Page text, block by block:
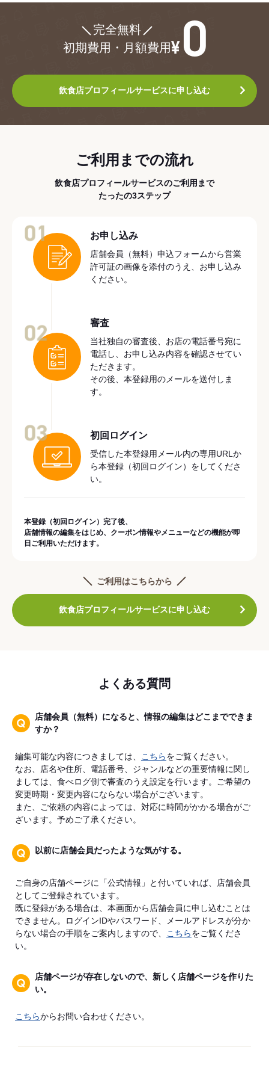
完全無料
初期費用・月額費用
飲食店プロフィールサービスに申し込む
ご利用までの流れ
飲食店プロフィールサービスのご利用まで
たったの3ステップ
お申し込み
店舗会員（無料）申込フォームから営業
許可証の画像を添付のうえ、お申し込み
ください。
審査
当社独自の審査後、お店の電話番号宛に
電話し、お申し込み内容を確認させてい
ただきます。
その後、本登録用のメールを送付しま
す。
初回ログイン
受信した本登録用メール内の専用URLか
ら本登録（初回ログイン）をしてくださ
い。
本登録（初回ログイン）完了後、
店舗情報の編集をはじめ、クーポン情報やメニューなどの機能が即
日ご利用いただけます。
ご利用はこちらから
飲食店プロフィールサービスに申し込む
よくある質問
店舗会員（無料）になると、情報の編集はどこまでできま
すか？
編集可能な内容につきましては、 こちらをご覧ください。
なお、店名や住所、電話番号、ジャンルなどの重要情報に関し
ましては、食べログ側で審査のうえ設定を行います。ご希望の
変更時期・変更内容にならない場合がございます。
また、ご依頼の内容によっては、対応に時間がかかる場合がご
ざいます。予めご了承ください。
以前に店舗会員だったような気がする。
ご自身の店舗ページに「公式情報」と付いていれば、店舗会員
としてご登録されています。
既に登録がある場合は、本画面から店舗会員に申し込むことは
できません。ログインIDやパスワード、メールアドレスが分か
らない場合の手順をご案内しますので、
こちらをご覧くださ
い。
店舗ページが存在しないので、新しく店舗ページを作りた
い。
こちらからお問い合わせください。